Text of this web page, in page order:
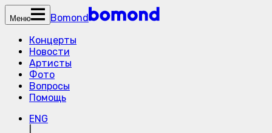
Меню
Bomond
Концерты
Новости
Артисты
Фото
Вопросы
Помощь
ENG